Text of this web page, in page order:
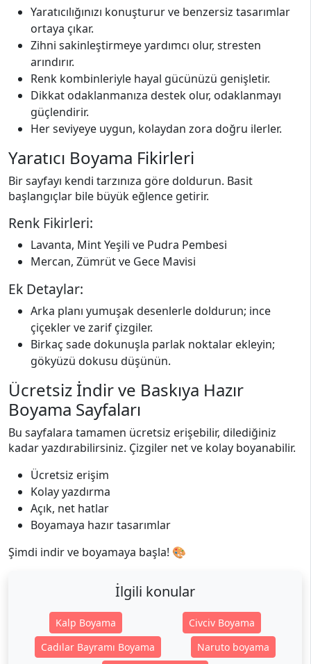
Yaratıcılığınızı konuşturur ve benzersiz tasarımlar
ortaya çıkar.
Zihni sakinleştirmeye yardımcı olur, stresten
arındırır.
Renk kombinleriyle hayal gücünüzü genişletir.
Dikkat odaklanmanıza destek olur, odaklanmayı
güçlendirir.
Her seviyeye uygun, kolaydan zora doğru ilerler.
Yaratıcı Boyama Fikirleri
Bir sayfayı kendi tarzınıza göre doldurun. Basit
başlangıçlar bile büyük eğlence getirir.
Renk Fikirleri:
Lavanta, Mint Yeşili ve Pudra Pembesi
Mercan, Zümrüt ve Gece Mavisi
Ek Detaylar:
Arka planı yumuşak desenlerle doldurun; ince
çiçekler ve zarif çizgiler.
Birkaç sade dokunuşla parlak noktalar ekleyin;
gökyüzü dokusu düşünün.
Ücretsiz İndir ve Baskıya Hazır
Boyama Sayfaları
Bu sayfalara tamamen ücretsiz erişebilir, dilediğiniz
kadar yazdırabilirsiniz. Çizgiler net ve kolay boyanabilir.
Ücretsiz erişim
Kolay yazdırma
Açık, net hatlar
Boyamaya hazır tasarımlar
Şimdi indir ve boyamaya başla! 🎨
İlgili konular
Kalp Boyama
Civciv Boyama
Cadılar Bayramı Boyama
Naruto boyama